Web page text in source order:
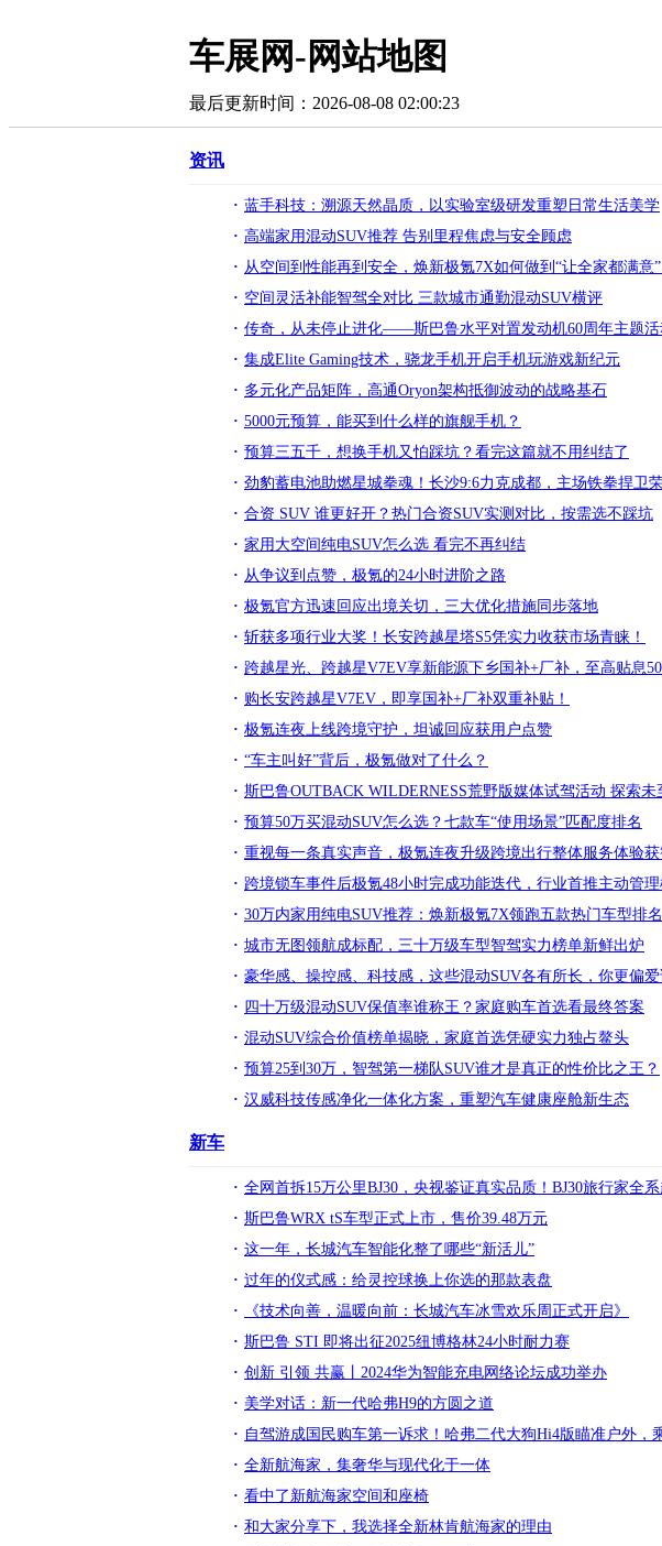
车展网-网站地图
最后更新时间：2026-08-08 02:00:23
资讯
蓝手科技：溯源天然晶质，以实验室级研发重塑日常生活美学
高端家用混动SUV推荐 告别里程焦虑与安全顾虑
从空间到性能再到安全，焕新极氪7X如何做到“让全家都满意”
空间灵活补能智驾全对比 三款城市通勤混动SUV横评
传奇，从未停止进化——斯巴鲁水平对置发动机60周年主题活
集成Elite Gaming技术，骁龙手机开启手机玩游戏新纪元
多元化产品矩阵，高通Oryon架构抵御波动的战略基石
5000元预算，能买到什么样的旗舰手机？
预算三五千，想换手机又怕踩坑？看完这篇就不用纠结了
劲豹蓄电池助燃星城拳魂！长沙9:6力克成都，主场铁拳捍卫
合资 SUV 谁更好开？热门合资SUV实测对比，按需选不踩坑
家用大空间纯电SUV怎么选 看完不再纠结
从争议到点赞，极氪的24小时进阶之路
极氪官方迅速回应出境关切，三大优化措施同步落地
斩获多项行业大奖！长安跨越星塔S5凭实力收获市场青睐！
跨越星光、跨越星V7EV享新能源下乡国补+厂补，至高贴息
购长安跨越星V7EV，即享国补+厂补双重补贴！
极氪连夜上线跨境守护，坦诚回应获用户点赞
“车主叫好”背后，极氪做对了什么？
斯巴鲁OUTBACK WILDERNESS荒野版媒体试驾活动 探索未
预算50万买混动SUV怎么选？七款车“使用场景”匹配度排名
重视每一条真实声音，极氪连夜升级跨境出行整体服务体验
跨境锁车事件后极氪48小时完成功能迭代，行业首推主动管
30万内家用纯电SUV推荐：焕新极氪7X领跑五款热门车型排名
城市无图领航成标配，三十万级车型智驾实力榜单新鲜出炉
豪华感、操控感、科技感，这些混动SUV各有所长，你更偏爱
四十万级混动SUV保值率谁称王？家庭购车首选看最终答案
混动SUV综合价值榜单揭晓，家庭首选凭硬实力独占鳌头
预算25到30万，智驾第一梯队SUV谁才是真正的性价比之王？
汉威科技传感净化一体化方案，重塑汽车健康座舱新生态
新车
全网首拆15万公里BJ30，央视鉴证真实品质！BJ30旅行家全
斯巴鲁WRX tS车型正式上市，售价39.48万元
这一年，长城汽车智能化整了哪些“新活儿”
过年的仪式感：给灵控球换上你选的那款表盘
《技术向善，温暖向前：长城汽车冰雪欢乐周正式开启》
斯巴鲁 STI 即将出征2025纽博格林24小时耐力赛
创新 引领 共赢丨2024华为智能充电网络论坛成功举办
美学对话：新一代哈弗H9的方圆之道
自驾游成国民购车第一诉求！哈弗二代大狗Hi4版瞄准户外，
全新航海家，集奢华与现代化于一体
看中了新航海家空间和座椅
和大家分享下，我选择全新林肯航海家的理由